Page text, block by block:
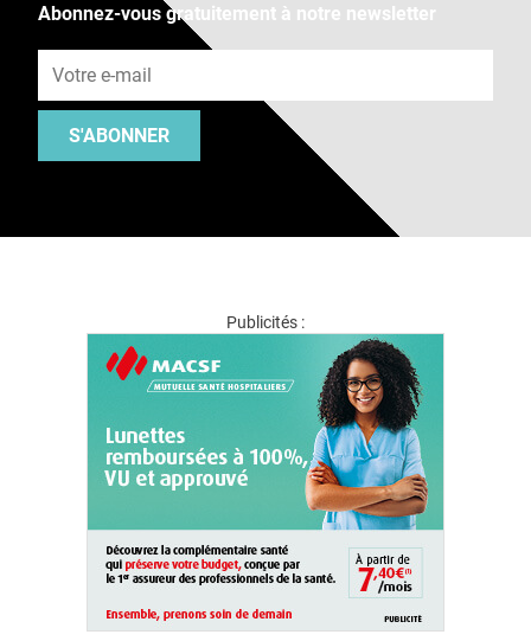
Abonnez-vous gratuitement à notre newsletter
S'ABONNER
Publicités :